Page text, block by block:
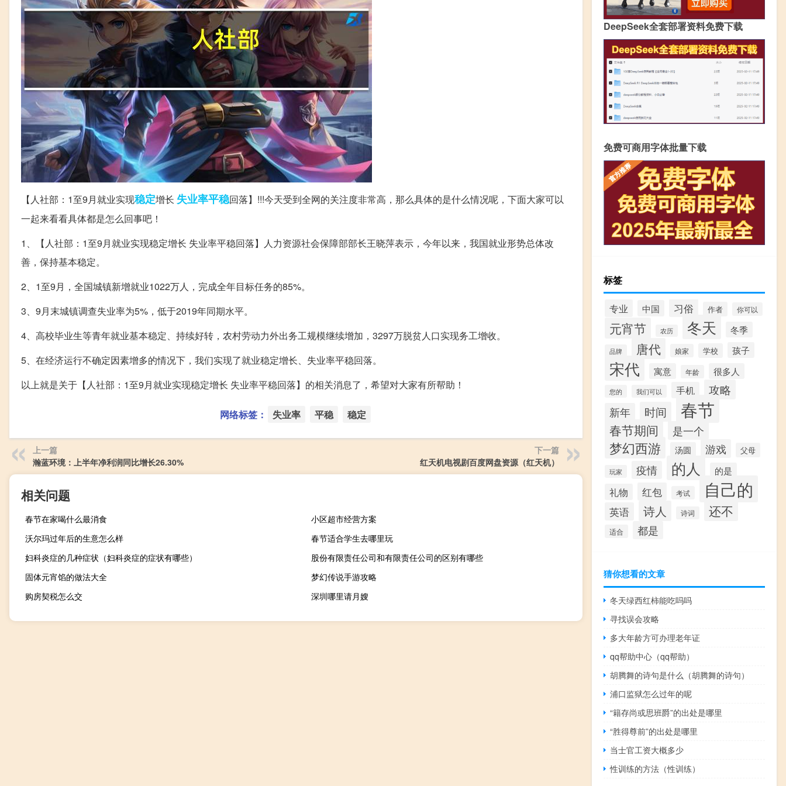
【人社部：1至9月就业实现稳定增长 失业率平稳回落】!!!今天受到全网的关注度非常高，那么具体的是什么情况呢，下面大家可以
一起来看看具体都是怎么回事吧！
1、【人社部：1至9月就业实现稳定增长 失业率平稳回落】人力资源社会保障部部长王晓萍表示，今年以来，我国就业形势总体改
善，保持基本稳定。
2、1至9月，全国城镇新增就业1022万人，完成全年目标任务的85%。
3、9月末城镇调查失业率为5%，低于2019年同期水平。
4、高校毕业生等青年就业基本稳定、持续好转，农村劳动力外出务工规模继续增加，3297万脱贫人口实现务工增收。
5、在经济运行不确定因素增多的情况下，我们实现了就业稳定增长、失业率平稳回落。
以上就是关于【人社部：1至9月就业实现稳定增长 失业率平稳回落】的相关消息了，希望对大家有所帮助！
网络标签： 失业率 平稳 稳定
上一篇
瀚蓝环境：上半年净利润同比增长26.30%
下一篇
红天机电视剧百度网盘资源（红天机）
相关问题
春节在家喝什么最消食
小区超市经营方案
沃尔玛过年后的生意怎么样
春节适合学生去哪里玩
妇科炎症的几种症状（妇科炎症的症状有哪些）
股份有限责任公司和有限责任公司的区别有哪些
固体元宵馅的做法大全
梦幻传说手游攻略
购房契税怎么交
深圳哪里请月嫂
DeepSeek全套部署资料免费下载
免费可商用字体批量下载
标签
专业 中国 习俗 作者 你可以
元宵节 农历 冬天 冬季
品牌 唐代 娘家 学校 孩子
宋代 寓意 年龄 很多人
您的 我们可以 手机 攻略
新年 时间 春节
春节期间 是一个
梦幻西游 汤圆 游戏 父母
玩家 疫情 的人 的是
礼物 红包 考试 自己的
英语 诗人 诗词 还不
适合 都是
猜你想看的文章
冬天绿西红柿能吃吗吗
寻找误会攻略
多大年龄方可办理老年证
qq帮助中心（qq帮助）
胡腾舞的诗句是什么（胡腾舞的诗句）
浦口监狱怎么过年的呢
“籍存尚或思班爵”的出处是哪里
“胜得尊前”的出处是哪里
当士官工资大概多少
性训练的方法（性训练）